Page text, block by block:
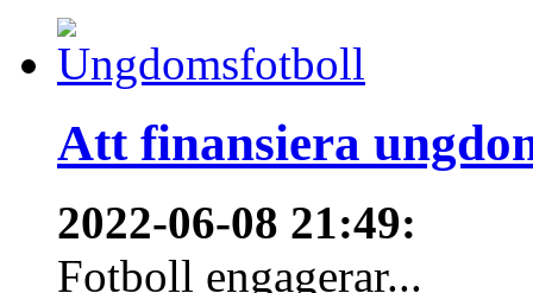
Att finansiera
2022-06-08 21:49:
Fotboll engagerar...